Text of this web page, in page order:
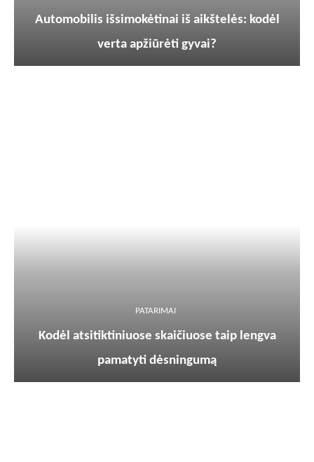
Automobilis išsimokėtinai iš aikštelės: kodėl
verta apžiūrėti gyvai?
PATARIMAI
Kodėl atsitiktiniuose skaičiuose taip lengva
pamatyti dėsningumą